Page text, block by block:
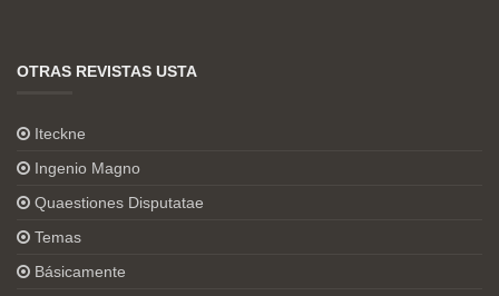
OTRAS REVISTAS USTA
Iteckne
Ingenio Magno
Quaestiones Disputatae
Temas
Básicamente